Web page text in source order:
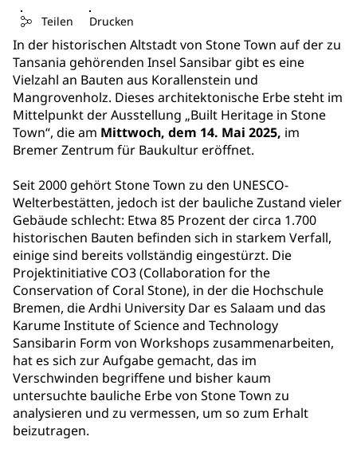
Teilen Drucken
In der historischen Altstadt von Stone Town auf der zu
Tansania gehörenden Insel Sansibar gibt es eine
Vielzahl an Bauten aus Korallenstein und
Mangrovenholz. Dieses architektonische Erbe steht im
Mittelpunkt der Ausstellung „Built Heritage in Stone
Town“, die am Mittwoch, dem 14. Mai 2025, im
Bremer Zentrum für Baukultur eröffnet.
Seit 2000 gehört Stone Town zu den UNESCO-
Welterbestätten, jedoch ist der bauliche Zustand vieler
Gebäude schlecht: Etwa 85 Prozent der circa 1.700
historischen Bauten befinden sich in starkem Verfall,
einige sind bereits vollständig eingestürzt. Die
Projektinitiative CO3 (Collaboration for the
Conservation of Coral Stone), in der die Hochschule
Bremen, die Ardhi University Dar es Salaam und das
Karume Institute of Science and Technology
Sansibarin Form von Workshops zusammenarbeiten,
hat es sich zur Aufgabe gemacht, das im
Verschwinden begriffene und bisher kaum
untersuchte bauliche Erbe von Stone Town zu
analysieren und zu vermessen, um so zum Erhalt
beizutragen.